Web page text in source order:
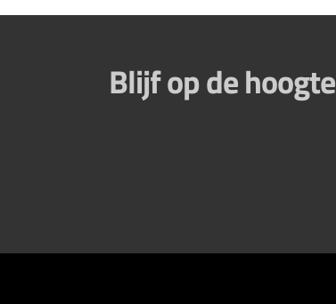
Blijf op de hoogte